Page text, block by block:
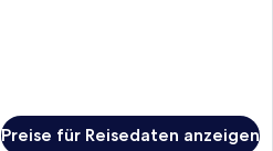
Preise für Reisedaten anzeigen